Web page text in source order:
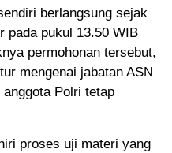
berlangsung sejak
pada pukul 13.50 WIB
permohonan tersebut,
mengenai jabatan ASN
Polri tetap
proses uji materi yang